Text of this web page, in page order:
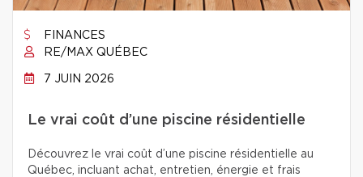
FINANCES
RE/MAX QUÉBEC
7 JUIN 2026
Le vrai coût d’une piscine résidentielle
Découvrez le vrai coût d’une piscine résidentielle au
Québec, incluant achat, entretien, énergie et frais